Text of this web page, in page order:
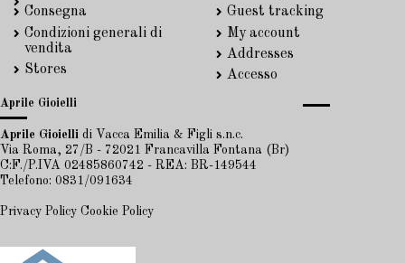
Consegna
Condizioni generali di
vendita
Stores
Guest tracking
My account
Addresses
Accesso
Aprile Gioielli
Aprile Gioielli di Vacca Emilia & Figli s.n.c.
Via Roma, 27/B - 72021 Francavilla Fontana (Br)
C:F./P.IVA 02485860742 - REA: BR-149544
Telefono: 0831/091634
Privacy Policy Cookie Policy